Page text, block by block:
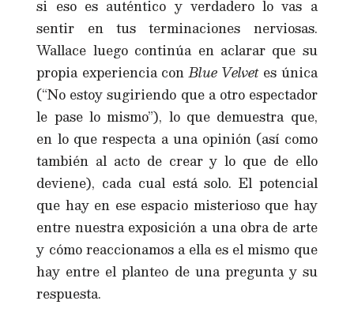
si eso es auténtico y verdadero lo vas a
sentir en tus terminaciones nerviosas.
Wallace luego continúa en aclarar que su
propia experiencia conBlue Velvetes única
(“No estoy sugiriendo que a otro espectador
le pase lo mismo”), lo que demuestra que,
en lo que respecta a una opinión (así como
también al acto de crear y lo que de ello
deviene), cada cual está solo. El potencial
que hay en ese espacio misterioso que hay
entre nuestra exposición a una obra de arte
y cómo reaccionamos a ella es el mismo que
hay entre el planteo de una pregunta y su
respuesta.